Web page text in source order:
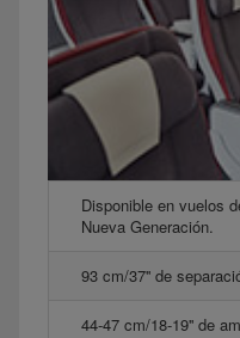
Disponible en vuelos
Nueva Generación.
93 cm/37'' de
44-47 cm/18-19'' de